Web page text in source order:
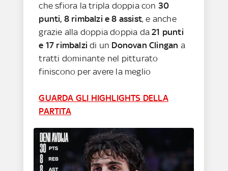
che sfiora la tripla doppia con 30
punti, 8 rimbalzi e 8 assist, e anche
grazie alla doppia doppia da21 punti
e 17 rimbalzidi un Donovan Clingan a
tratti dominante nel pitturato
finiscono per avere la meglio
GUARDA GLI HIGHLIGHTS DELLA
PARTITA